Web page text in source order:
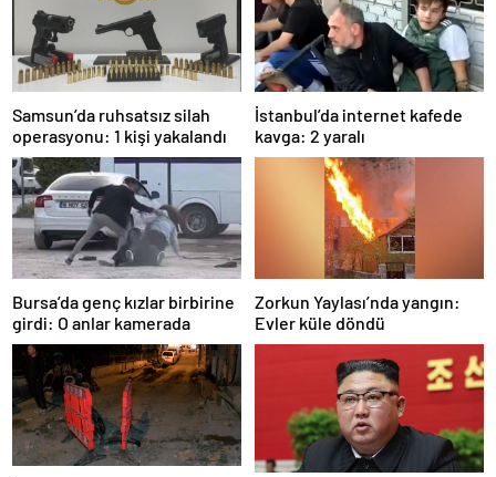
Samsun’da ruhsatsız silah
operasyonu: 1 kişi yakalandı
İstanbul’da internet kafede
kavga: 2 yaralı
Bursa’da genç kızlar birbirine
girdi: O anlar kamerada
Zorkun Yaylası’nda yangın:
Evler küle döndü